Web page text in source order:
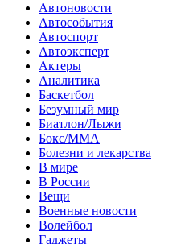
Автоновости
Автособытия
Автоспорт
Автоэксперт
Актеры
Аналитика
Баскетбол
Безумный мир
Биатлон/Лыжи
Бокс/MMA
Болезни и лекарства
В мире
В России
Вещи
Военные новости
Волейбол
Гаджеты